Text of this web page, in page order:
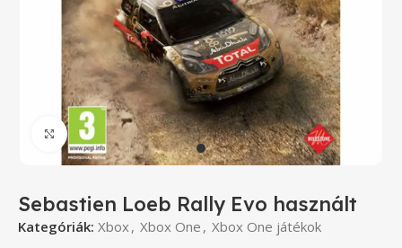
Click to enlarge
Sebastien Loeb Rally Evo használt
Kategóriák: Xbox , Xbox One , Xbox One játékok